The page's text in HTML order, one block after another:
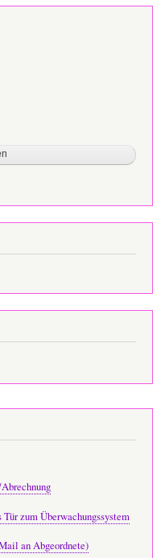
zum Überwachungssystem
an Abgeordnete)